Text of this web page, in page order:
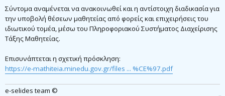
Σύντομα αναμένεται να ανακοινωθεί και η αντίστοιχη διαδικασία για
την υποβολή θέσεων μαθητείας από φορείς και επιχειρήσεις του
ιδιωτικού τομέα, μέσω του Πληροφοριακού Συστήματος Διαχείρισης
Τάξης Μαθητείας.
Επισυνάπτεται η σχετική πρόσκληση:
https://e-mathiteia.minedu.gov.gr/files ... %CE%97.pdf
e-selides team ©